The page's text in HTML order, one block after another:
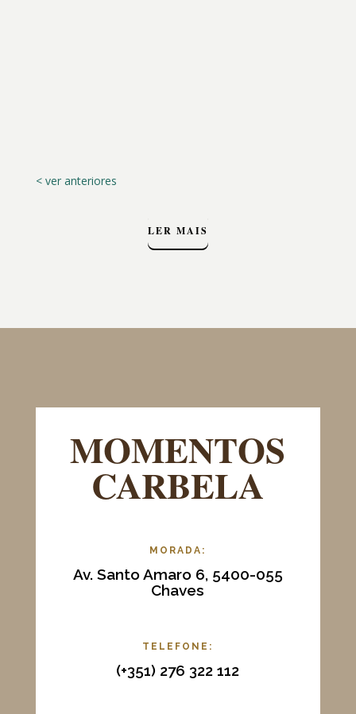
< ver anteriores
LER MAIS
MOMENTOS
CARBELA
MORADA:
Av. Santo Amaro 6, 5400-055
Chaves
TELEFONE:
(+351) 276 322 112